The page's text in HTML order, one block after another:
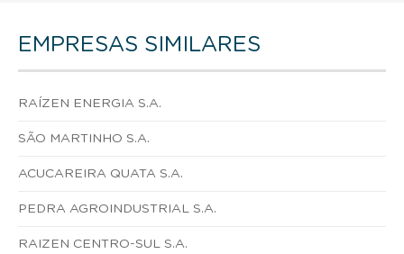
EMPRESAS SIMILARES
RAÍZEN ENERGIA S.A.
SÃO MARTINHO S.A.
ACUCAREIRA QUATA S.A.
PEDRA AGROINDUSTRIAL S.A.
RAIZEN CENTRO-SUL S.A.